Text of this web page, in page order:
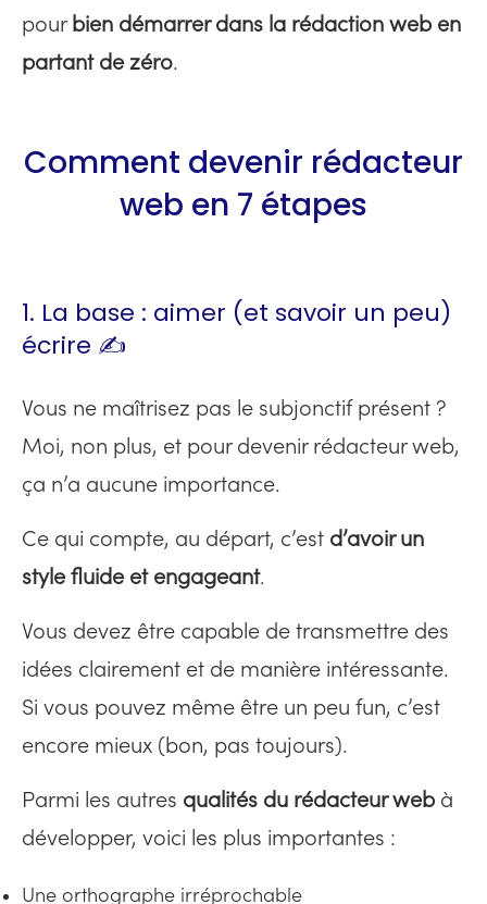
pour bien démarrer dans la rédaction web en
partant de zéro.
Comment devenir rédacteur
web en 7 étapes
1. La base : aimer (et savoir un peu)
écrire ✍
Vous ne maîtrisez pas le subjonctif présent ?
Moi, non plus, et pour devenir rédacteur web,
ça n’a aucune importance.
Ce qui compte, au départ, c’est d’avoir un
style fluide et engageant.
Vous devez être capable de transmettre des
idées clairement et de manière intéressante.
Si vous pouvez même être un peu fun, c’est
encore mieux (bon, pas toujours).
Parmi les autres qualités du rédacteur web à
développer, voici les plus importantes :
Une orthographe irréprochable